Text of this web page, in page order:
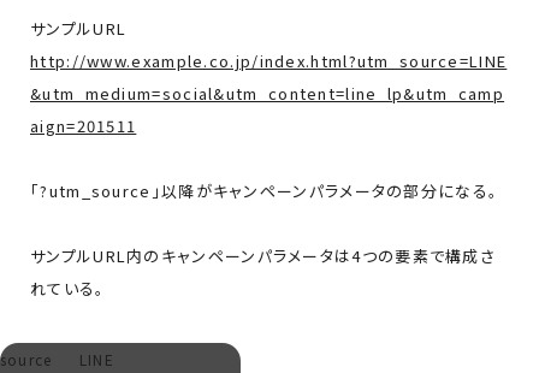
サンプルURL
http://www.example.co.jp/index.html?utm_source=LINE
&utm_medium=social&utm_content=line_lp&utm_camp
aign=201511
「?utm_source」以降がキャンペーンパラメータの部分になる。
サンプルURL内のキャンペーンパラメータは4つの要素で構成さ
れている。
source
LINE